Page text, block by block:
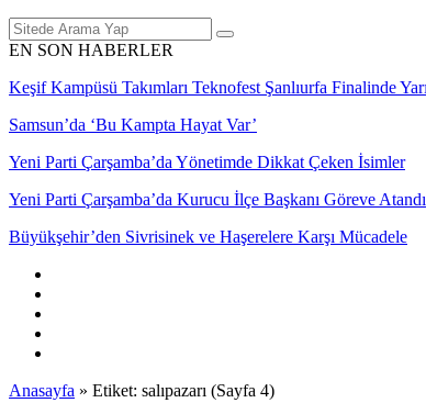
EN SON HABERLER
Keşif Kampüsü Takımları Teknofest Şanlıurfa Finalinde
Samsun’da ‘Bu Kampta Hayat Var’
Yeni Parti Çarşamba’da Yönetimde Dikkat Çeken İsimler
Yeni Parti Çarşamba’da Kurucu İlçe Başkanı Göreve Atandı
Büyükşehir’den Sivrisinek ve Haşerelere Karşı Mücadele
Anasayfa » Etiket: salıpazarı (Sayfa 4)